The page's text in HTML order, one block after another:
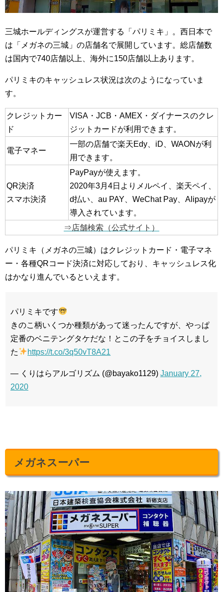
三城ホールディングスが運営する「パリミキ」。西日本で
は「メガネの三城」の店舗名で展開しています。総店舗数
は国内で740店舗以上、海外に150店舗以上あります。
パリミキのキャッシュレス状況は次のようになっていま
す。
クレジットカー
ド
VISA・JCB・AMEX・ダイナースのクレ
ジットカードが利用できます。
電子マネー
一部の店舗で楽天Edy、iD、WAONが利
用できます。
QR決済
スマホ決済
PayPayが使えます。
2020年3月4日よりメルペイ、楽天ペイ、
d払い、au PAY、WeChat Pay、Alipayが
導入されています。
⇒店舗検索（公式サイト）
パリミキ（メガネの三城）はクレジットカード・電子マネ
ー・各種QRコード決済に対応しており、キャッシュレス化
はかなり進んでいるといえます。
パリミキです
きのこ柄いくつか種類があって迷ったんですが、やっぱ
定番のベニテングタケだな！とこの子をチョイスしまし
た
https://t.co/3q50vT8A21
— くりはらアルゴリズム (@bayako1129) January 27,
2020
メガネスーパー